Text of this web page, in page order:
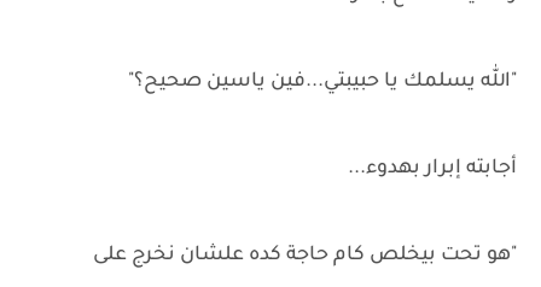
"الله يسلمك يا حبيبتي...فين ياسين صحيح؟"
أجابته إبرار بهدوء...
"هو تحت بيخلص كام حاجة كده علشان نخرج على